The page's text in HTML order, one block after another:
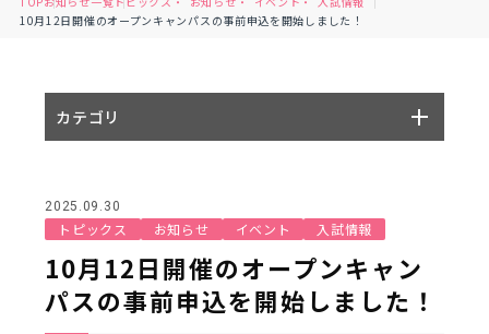
10月12日開催のオープンキャンパスの事前申込を開始しました！
2025.09.30
トピックス お知らせ イベント 入試情報
10月12日開催のオープンキャン
パスの事前申込を開始しました！
カテゴリ